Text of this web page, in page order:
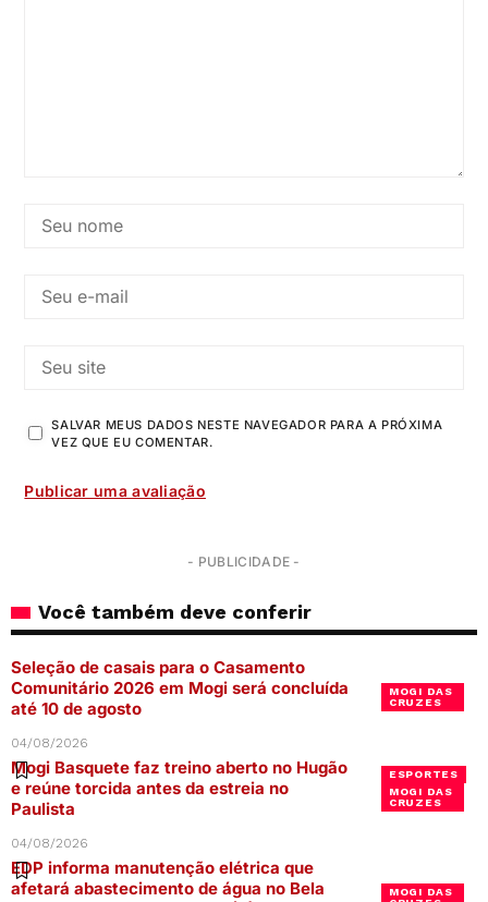
SALVAR MEUS DADOS NESTE NAVEGADOR PARA A PRÓXIMA
VEZ QUE EU COMENTAR.
- PUBLICIDADE -
Você também deve conferir
MOGI DAS
CRUZES
Seleção de casais para o Casamento
Comunitário 2026 em Mogi será concluída
até 10 de agosto
04/08/2026
ESPORTES
MOGI DAS
CRUZES
Mogi Basquete faz treino aberto no Hugão
e reúne torcida antes da estreia no
Paulista
04/08/2026
MOGI DAS
EDP informa manutenção elétrica que
afetará abastecimento de água no Bela